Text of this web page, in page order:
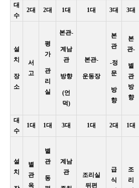
대
수
2대 2대 1대 1대 3대 3대
설
치
장
소
서
고
평
가
관
리
실
본관-
계남
관
방향
(언
덕)
본관-
운동장
본
관
-정
문
방
향
본
관-
별
관
방
향
대
수
1대 1대 3대 1대 2대 1대
설
치
별
관
옥
별
관
동
계남
관
조리실
뒤편
급
식
조
리